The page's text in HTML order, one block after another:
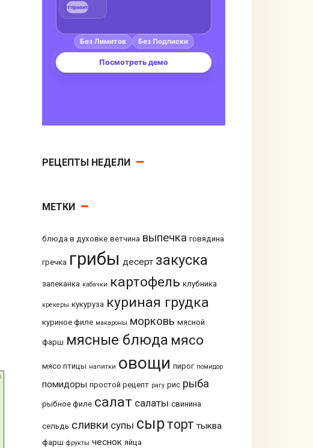
РЕЦЕПТЫ НЕДЕЛИ
МЕТКИ
блюда в духовке ветчина выпечка говядина
гречка грибы десерт закуска
запеканка кабачки картофель клубника
крекеры кукуруза куриная грудка
куриное филе макароны морковь мясной
фарш мясные блюда мясо
мясо птицы напитки овощи пирог помидор
помидоры простой рецепт рагу рис рыба
рыбное филе салат салаты свинина
сельдь сливки супы сырторт тыква
фарш фрукты чеснок яйца